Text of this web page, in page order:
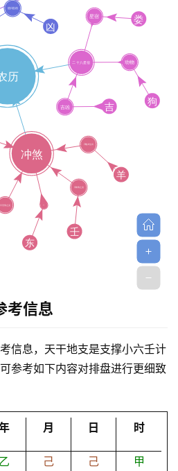
考信息
信息，天干地支是支撑小六壬计
参考如下内容对排盘进行更细致
月 日 时
乙 己 己 甲